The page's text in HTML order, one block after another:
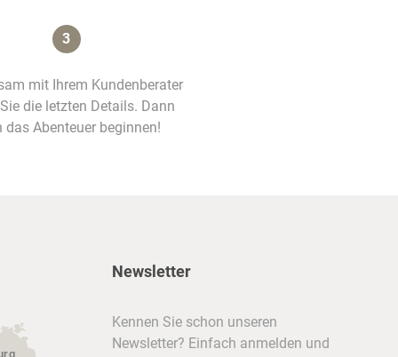
3
mit Ihrem Kundenberater
die letzten Details. Dann
das Abenteuer beginnen!
Newsletter
Kennen Sie schon unseren
Newsletter? Einfach anmelden und